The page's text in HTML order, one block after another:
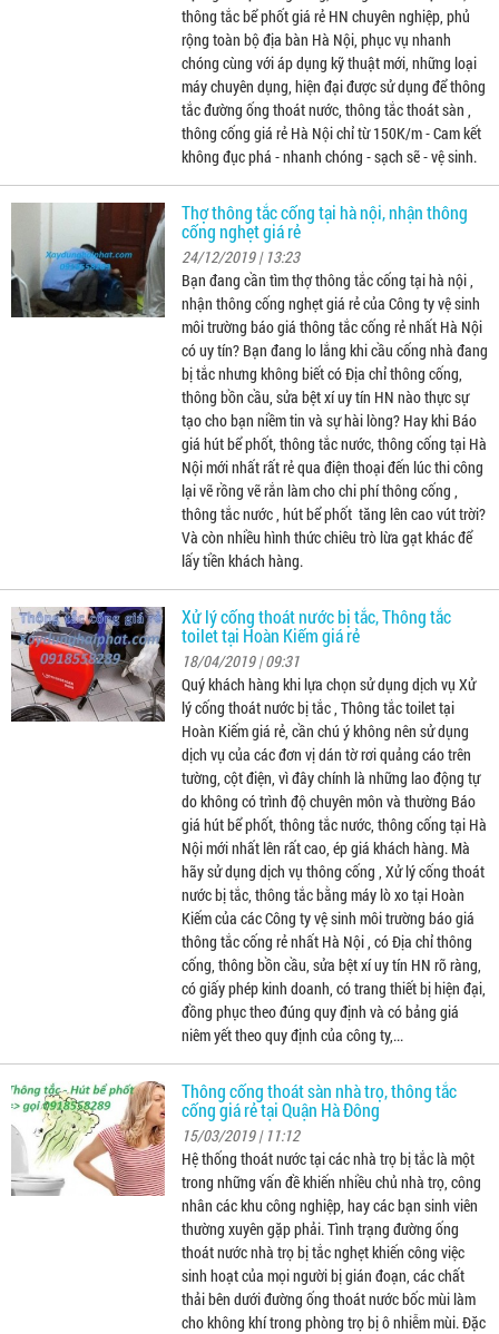
thông tắc bể phốt giá rẻ HN chuyên nghiệp, phủ
rộng toàn bộ địa bàn Hà Nội, phục vụ nhanh
chóng cùng với áp dụng kỹ thuật mới, những loại
máy chuyên dụng, hiện đại được sử dụng để thông
tắc đường ống thoát nước, thông tắc thoát sàn ,
thông cống giá rẻ Hà Nội chỉ từ 150K/m - Cam kết
không đục phá - nhanh chóng - sạch sẽ - vệ sinh.
Thợ thông tắc cống tại hà nội, nhận thông
cống nghẹt giá rẻ
24/12/2019 | 13:23
Bạn đang cần tìm thợ thông tắc cống tại hà nội ,
nhận thông cống nghẹt giá rẻ của Công ty vệ sinh
môi trường báo giá thông tắc cống rẻ nhất Hà Nội
có uy tín? Bạn đang lo lắng khi cầu cống nhà đang
bị tắc nhưng không biết có Địa chỉ thông cống,
thông bồn cầu, sửa bệt xí uy tín HN nào thực sự
tạo cho bạn niềm tin và sự hài lòng? Hay khi Báo
giá hút bể phốt, thông tắc nước, thông cống tại Hà
Nội mới nhất rất rẻ qua điện thoại đến lúc thi công
lại vẽ rồng vẽ rắn làm cho chi phí thông cống ,
thông tắc nước , hút bể phốt tăng lên cao vút trời?
Và còn nhiều hình thức chiêu trò lừa gạt khác để
lấy tiền khách hàng.
Xử lý cống thoát nước bị tắc, Thông tắc
toilet tại Hoàn Kiếm giá rẻ
18/04/2019 | 09:31
Quý khách hàng khi lựa chọn sử dụng dịch vụ Xử
lý cống thoát nước bị tắc , Thông tắc toilet tại
Hoàn Kiếm giá rẻ, cần chú ý không nên sử dụng
dịch vụ của các đơn vị dán tờ rơi quảng cáo trên
tường, cột điện, vì đây chính là những lao động tự
do không có trình độ chuyên môn và thường Báo
giá hút bể phốt, thông tắc nước, thông cống tại Hà
Nội mới nhất lên rất cao, ép giá khách hàng. Mà
hãy sử dụng dịch vụ thông cống , Xử lý cống thoát
nước bị tắc, thông tắc bằng máy lò xo tại Hoàn
Kiếm của các Công ty vệ sinh môi trường báo giá
thông tắc cống rẻ nhất Hà Nội , có Địa chỉ thông
cống, thông bồn cầu, sửa bệt xí uy tín HN rõ ràng,
có giấy phép kinh doanh, có trang thiết bị hiện đại,
đồng phục theo đúng quy định và có bảng giá
niêm yết theo quy định của công ty,...
Thông cống thoát sàn nhà trọ, thông tắc
cống giá rẻ tại Quận Hà Đông
15/03/2019 | 11:12
Hệ thống thoát nước tại các nhà trọ bị tắc là một
trong những vấn đề khiến nhiều chủ nhà trọ, công
nhân các khu công nghiệp, hay các bạn sinh viên
thường xuyên gặp phải. Tình trạng đường ống
thoát nước nhà trọ bị tắc nghẹt khiến công việc
sinh hoạt của mọi người bị gián đoạn, các chất
thải bên dưới đường ống thoát nước bốc mùi làm
cho không khí trong phòng trọ bị ô nhiễm mùi. Đặc